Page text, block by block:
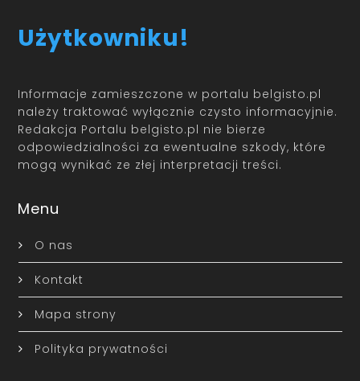
Użytkowniku!
Informacje zamieszczone w portalu belgisto.pl
należy traktować wyłącznie czysto informacyjnie.
Redakcja Portalu belgisto.pl nie bierze
odpowiedzialności za ewentualne szkody, które
mogą wynikać ze złej interpretacji treści.
Menu
O nas
Kontakt
Mapa strony
Polityka prywatności